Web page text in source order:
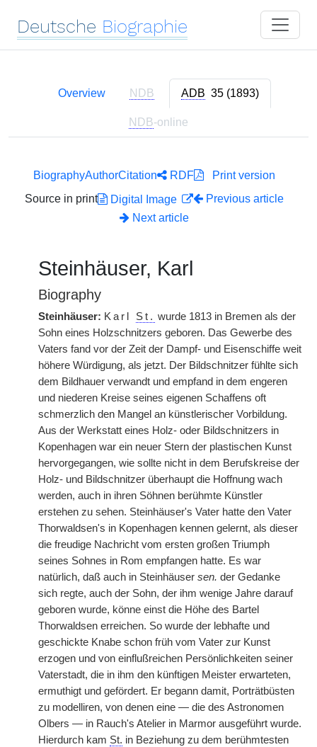
Deutsche Biographie
Overview NDB ADB 35 (1893)
NDB-online
BiographyAuthorCitation RDF
Print version
Source in print
Digital Image
Previous article
Next article
Steinhäuser, Karl
Biography
Steinhäuser: Karl St. wurde 1813 in Bremen als der
Sohn eines Holzschnitzers geboren. Das Gewerbe des
Vaters fand vor der Zeit der Dampf- und Eisenschiffe weit
höhere Würdigung, als jetzt. Der Bildschnitzer fühlte sich
dem Bildhauer verwandt und empfand in dem engeren
und niederen Kreise seines eigenen Schaffens oft
schmerzlich den Mangel an künstlerischer Vorbildung.
Aus der Werkstatt eines Holz- oder Bildschnitzers in
Kopenhagen war ein neuer Stern der plastischen Kunst
hervorgegangen, wie sollte nicht in dem Berufskreise der
Holz- und Bildschnitzer überhaupt die Hoffnung wach
werden, auch in ihren Söhnen berühmte Künstler
erstehen zu sehen. Steinhäuser's Vater hatte den Vater
Thorwaldsen's in Kopenhagen kennen gelernt, als dieser
die freudige Nachricht vom ersten großen Triumph
seines Sohnes in Rom empfangen hatte. Es war
natürlich, daß auch in Steinhäuser sen. der Gedanke
sich regte, auch der Sohn, der ihm wenige Jahre darauf
geboren wurde, könne einst die Höhe des Bartel
Thorwaldsen erreichen. So wurde der lebhafte und
geschickte Knabe schon früh vom Vater zur Kunst
erzogen und von einflußreichen Persönlichkeiten seiner
Vaterstadt, die in ihm den künftigen Meister erwarteten,
ermuthigt und gefördert. Er begann damit, Porträtbüsten
zu modelliren, von denen eine — die des Astronomen
Olbers — in Rauch's Atelier in Marmor ausgeführt wurde.
Hierdurch kam St. in Beziehung zu dem berühmtesten